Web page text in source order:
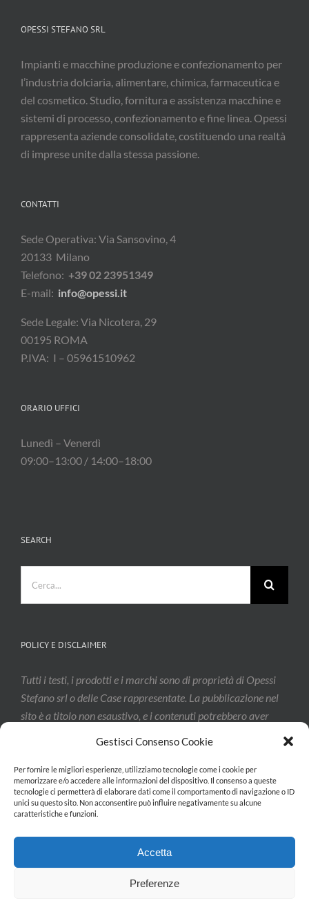
Gestisci Consenso Cookie
Per fornire le migliori esperienze, utilizziamo tecnologie come i cookie per
memorizzare e/o accedere alle informazioni del dispositivo. Il consenso a queste
tecnologie ci permetterà di elaborare dati come il comportamento di navigazione o ID
unici su questo sito. Non acconsentire può influire negativamente su alcune
caratteristiche e funzioni.
Accetta
Preferenze
OPESSI STEFANO SRL
Impianti e macchine produzione e confezionamento per
l’industria dolciaria, alimentare, chimica, farmaceutica e
del cosmetico. Studio, fornitura e assistenza macchine e
sistemi di processo, confezionamento e fine linea. Opessi
rappresenta aziende consolidate, costituendo una realtà
di imprese unite dalla stessa passione.
CONTATTI
Sede Operativa: Via Sansovino, 4
20133 Milano
Telefono: +39 02 23951349
E-mail: info@opessi.it
Sede Legale: Via Nicotera, 29
00195 ROMA
P.IVA: I – 05961510962
ORARIO UFFICI
Lunedì – Venerdì
09:00–13:00 / 14:00–18:00
SEARCH
Cerca
per:
POLICY E DISCLAIMER
Tutti i testi, i prodotti e i marchi sono di proprietà di Opessi
Stefano srl o delle Case rappresentate. La pubblicazione nel
sito è a titolo non esaustivo, e i contenuti potrebbero aver
l’effettivo aggiornamento.
Privacy & Cookie Policy